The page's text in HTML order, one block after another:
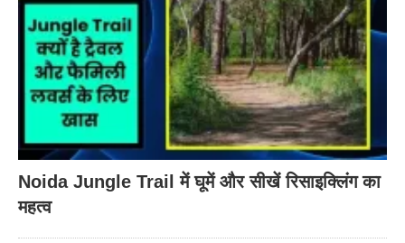
Noida Jungle Trail में घूमें और सीखें रिसाइक्लिंग का
महत्व